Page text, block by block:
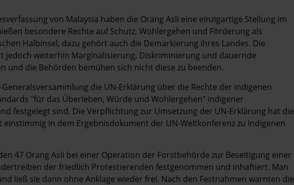
von Malaysia haben die Orang Asli eine einzigartige Stellung im
besondere Rechte auf Schutz, Wohlergehen und Förderung als
Halbinsel, dazu gehört auch die Demarkierung ihres Landes. Die
jedoch weiterhin Marginalisierung, Diskriminierung und dauernde
und die Behörden bemühen sich nicht diese zu beenden.
die UN-Erklärung über die Rechte der indigenen
"für das Überleben, Würde und Wohlergehen" indigener
festgelegt sind. Die Verpflichtung zur Umsetzung der UN-Erklärung hat die
in dem Ergebnisdokument der UN-Weltkonferenz zu Indigenen
47 Orang Asli bei einer Operation der Forstbehörde zur Beseitigung einer
der friedlich Protestierenden festgenommen und inhaftiert. Man
ließ sie dann ohne Anklage wieder frei. Nach den Festnahmen warnten die